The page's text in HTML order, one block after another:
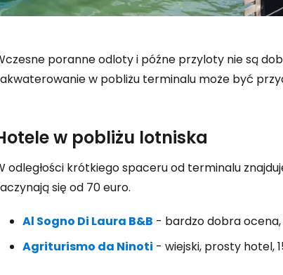
poranne odloty i późne przyloty nie są
w pobliżu terminalu może być
w pobliżu lotniska
odległości krótkiego spaceru od terminalu
się od 70 euro.
Al Sogno Di Laura B&B - bardzo dobra
Agriturismo da Ninoti - wiejski, prosty hotel,
Zaloguj
... światowej społeczności